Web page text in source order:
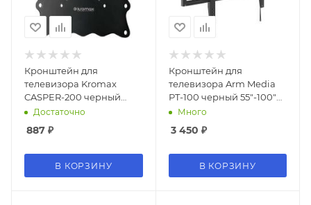
Кронштейн для
телевизора Kromax
CASPER-200 черный
15"-40" макс.30кг
фиксированный
Достаточно
887 ₽
В КОРЗИНУ
Кронштейн для
телевизора Arm Media
PT-100 черный 55"-100"
макс.80кг настенный
Много
3 450 ₽
В КОРЗИНУ